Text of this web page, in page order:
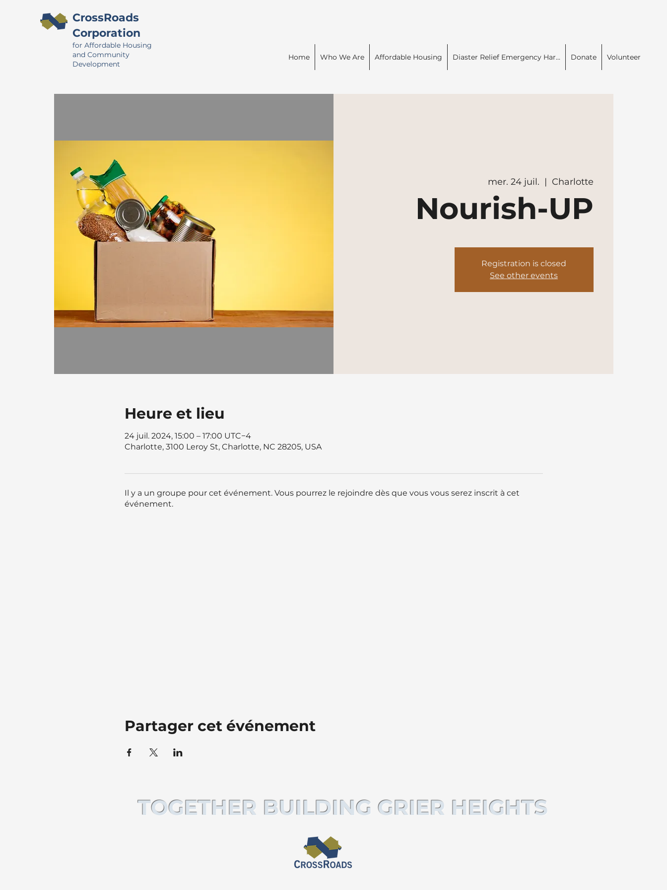
CrossRoads
Corporation
for Affordable Housing
and Community
Development
Home Who We Are Affordable Housing Diaster Relief Emergency Har... Donate Volunteer
mer. 24 juil.
  |
Charlotte
Nourish-UP
Registration is closed
See other events
Heure et lieu
24 juil. 2024, 15:00 – 17:00 UTC−4
Charlotte, 3100 Leroy St, Charlotte, NC 28205, USA
Il y a un groupe pour cet événement. Vous pourrez le rejoindre dès que vous vous serez inscrit à cet
événement.
Partager cet événement
TOGETHER BUILDING GRIER HEIGHTS